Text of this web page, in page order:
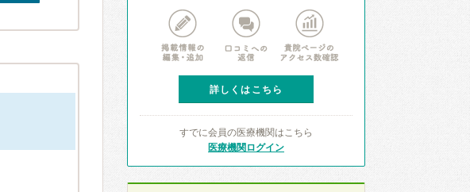
詳しくはこちら
すでに会員の医療機関はこちら
医療機関ログイン